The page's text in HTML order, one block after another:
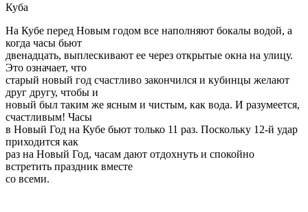
Куба
На Кубе перед Новым годом все наполняют бокалы водой, а
когда часы бьют
двенадцать, выплескивают ее через открытые окна на улицу.
Это означает, что
старый новый год счастливо закончился и кубинцы желают
друг другу, чтобы и
новый был таким же ясным и чистым, как вода. И разумеется,
счастливым! Часы
в Новый Год на Кубе бьют только 11 раз. Поскольку 12-й удар
приходится как
раз на Новый Год, часам дают отдохнуть и спокойно
встретить праздник вместе
со всеми.